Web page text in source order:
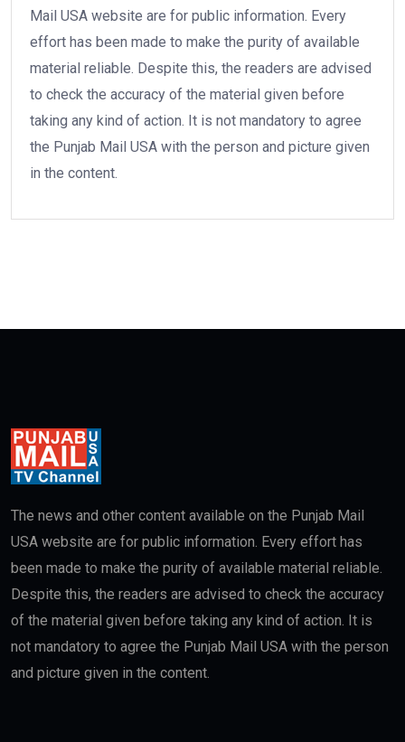
Mail USA website are for public information. Every
effort has been made to make the purity of available
material reliable. Despite this, the readers are advised
to check the accuracy of the material given before
taking any kind of action. It is not mandatory to agree
the Punjab Mail USA with the person and picture given
in the content.
The news and other content available on the Punjab Mail
USA website are for public information. Every effort has
been made to make the purity of available material reliable.
Despite this, the readers are advised to check the accuracy
of the material given before taking any kind of action. It is
not mandatory to agree the Punjab Mail USA with the person
and picture given in the content.